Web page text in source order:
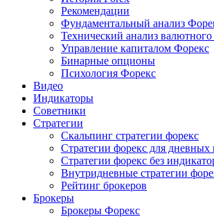
Рекомендации
Фундаментальный анализ
Технический анализ
Управление капиталом Форекс
Бинарные опционы
Психология Форекс
Видео
Индикаторы
Советники
Стратегии
Скальпинг стратегии форекс
Стратегии форекс для дневных
Стратегии форекс без
Внутридневные стратегии
Рейтинг брокеров
Брокеры
Брокеры Форекс